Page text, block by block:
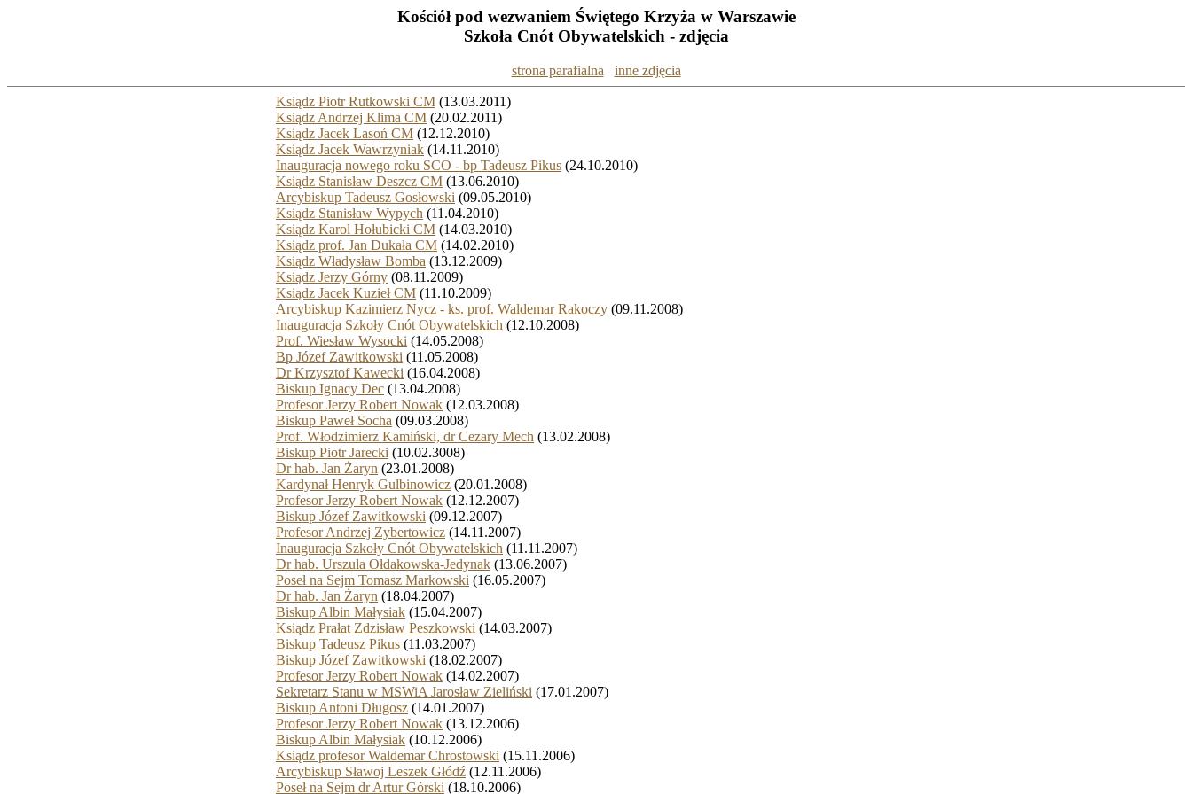
Kościół pod wezwaniem Świętego Krzyża w Warszawie
Szkoła Cnót Obywatelskich - zdjęcia
strona parafialna inne zdjęcia
Ksiądz Piotr Rutkowski CM (13.03.2011)
Ksiądz Andrzej Klima CM (20.02.2011)
Ksiądz Jacek Lasoń CM (12.12.2010)
Ksiądz Jacek Wawrzyniak (14.11.2010)
Inauguracja nowego roku SCO - bp Tadeusz Pikus (24.10.2010)
Ksiądz Stanisław Deszcz CM (13.06.2010)
Arcybiskup Tadeusz Gosłowski (09.05.2010)
Ksiądz Stanisław Wypych (11.04.2010)
Ksiądz Karol Hołubicki CM (14.03.2010)
Ksiądz prof. Jan Dukała CM (14.02.2010)
Ksiądz Władysław Bomba (13.12.2009)
Ksiądz Jerzy Górny (08.11.2009)
Ksiądz Jacek Kuzieł CM (11.10.2009)
Arcybiskup Kazimierz Nycz - ks. prof. Waldemar Rakoczy (09.11.2008)
Inauguracja Szkoły Cnót Obywatelskich (12.10.2008)
Prof. Wiesław Wysocki (14.05.2008)
Bp Józef Zawitkowski (11.05.2008)
Dr Krzysztof Kawecki (16.04.2008)
Biskup Ignacy Dec (13.04.2008)
Profesor Jerzy Robert Nowak (12.03.2008)
Biskup Paweł Socha (09.03.2008)
Prof. Włodzimierz Kamiński, dr Cezary Mech (13.02.2008)
Biskup Piotr Jarecki (10.02.3008)
Dr hab. Jan Żaryn (23.01.2008)
Kardynał Henryk Gulbinowicz (20.01.2008)
Profesor Jerzy Robert Nowak (12.12.2007)
Biskup Józef Zawitkowski (09.12.2007)
Profesor Andrzej Zybertowicz (14.11.2007)
Inauguracja Szkoły Cnót Obywatelskich (11.11.2007)
Dr hab. Urszula Ołdakowska-Jedynak (13.06.2007)
Poseł na Sejm Tomasz Markowski (16.05.2007)
Dr hab. Jan Żaryn (18.04.2007)
Biskup Albin Małysiak (15.04.2007)
Ksiądz Prałat Zdzisław Peszkowski (14.03.2007)
Biskup Tadeusz Pikus (11.03.2007)
Biskup Józef Zawitkowski (18.02.2007)
Profesor Jerzy Robert Nowak (14.02.2007)
Sekretarz Stanu w MSWiA Jarosław Zieliński (17.01.2007)
Biskup Antoni Długosz (14.01.2007)
Profesor Jerzy Robert Nowak (13.12.2006)
Biskup Albin Małysiak (10.12.2006)
Ksiądz profesor Waldemar Chrostowski (15.11.2006)
Arcybiskup Sławoj Leszek Głódź (12.11.2006)
Poseł na Sejm dr Artur Górski (18.10.2006)